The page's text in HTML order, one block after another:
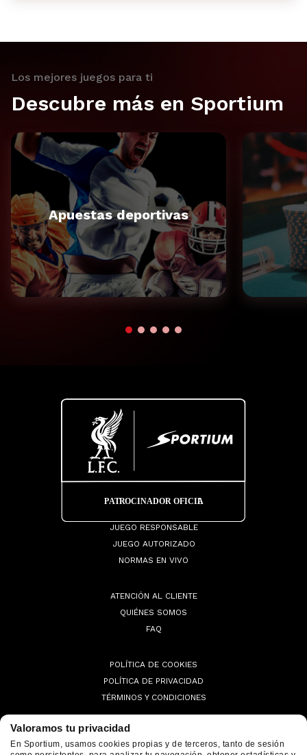
Valoramos tu privacidad
En Sportium, usamos cookies propias y de terceros, tanto de sesión
Los mejores juegos para ti
Descubre más en Sportium
Apuestas deportivas
JUEGO RESPONSABLE
JUEGO AUTORIZADO
NORMAS EN VIVO
ATENCIÓN AL CLIENTE
QUIÉNES SOMOS
FAQ
POLÍTICA DE COOKIES
POLÍTICA DE PRIVACIDAD
TÉRMINOS Y CONDICIONES